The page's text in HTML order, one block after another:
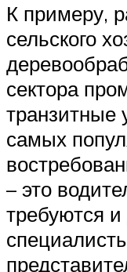
К примеру,
сельского
сектора
транзитные
самых
– это
требуются